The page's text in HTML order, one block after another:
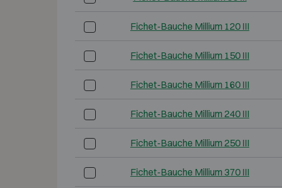
Fichet-Bauche Millium 120 III
Fichet-Bauche Millium 150 III
Fichet-Bauche Millium 160 III
Fichet-Bauche Millium 240 III
Fichet-Bauche Millium 250 III
Fichet-Bauche Millium 370 III